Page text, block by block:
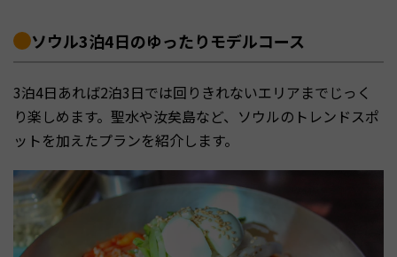
ソウル3泊4日のゆったりモデルコース
3泊4日あれば2泊3日では回りきれないエリアまでじっく
り楽しめます。聖水や汝矣島など、ソウルのトレンドスポ
ットを加えたプランを紹介します。